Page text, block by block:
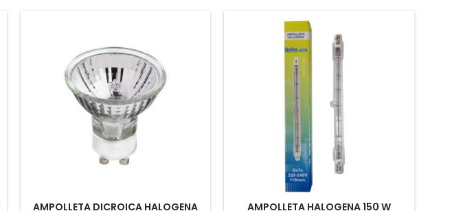
AMPOLLETA DICROICA HALOGENA
AMPOLLETA HALOGENA 150 W